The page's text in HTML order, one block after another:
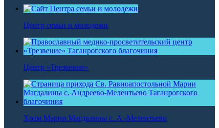
Центр семьи и молодежи
Центр «Трезвение»
Храм Марии Магдалины с. А.-Мелентьево